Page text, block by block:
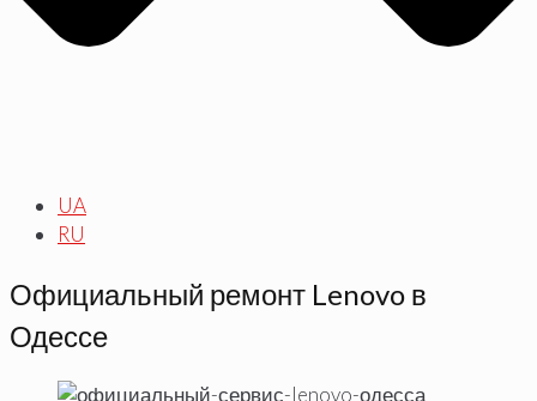
UA
RU
Официальный ремонт Lenovo в
Одессе